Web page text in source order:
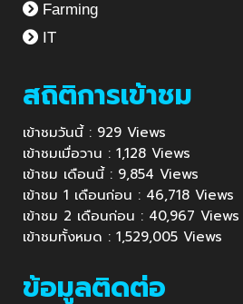
Farming
IT
สถิติการเข้าชม
เข้าชมวันนี้ : 929 Views
เข้าชมเมื่อวาน : 1,128 Views
เข้าชม เดือนนี้ : 9,854 Views
เข้าชม 1 เดือนก่อน : 46,718 Views
เข้าชม 2 เดือนก่อน : 40,967 Views
เข้าชมทั้งหมด : 1,529,005 Views
ข้อมูลติดต่อ